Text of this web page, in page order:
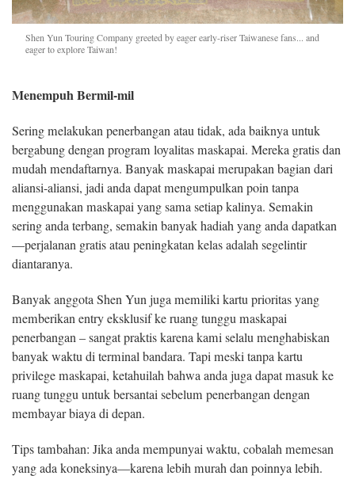
Shen Yun Touring Company greeted by eager early-riser Taiwanese fans... and
eager to explore Taiwan!
Menempuh Bermil-mil
Sering melakukan penerbangan atau tidak, ada baiknya untuk
bergabung dengan program loyalitas maskapai. Mereka gratis dan
mudah mendaftarnya. Banyak maskapai merupakan bagian dari
aliansi-aliansi, jadi anda dapat mengumpulkan poin tanpa
menggunakan maskapai yang sama setiap kalinya. Semakin
sering anda terbang, semakin banyak hadiah yang anda dapatkan
—perjalanan gratis atau peningkatan kelas adalah segelintir
diantaranya.
Banyak anggota Shen Yun juga memiliki kartu prioritas yang
memberikan entry eksklusif ke ruang tunggu maskapai
penerbangan – sangat praktis karena kami selalu menghabiskan
banyak waktu di terminal bandara. Tapi meski tanpa kartu
privilege maskapai, ketahuilah bahwa anda juga dapat masuk ke
ruang tunggu untuk bersantai sebelum penerbangan dengan
membayar biaya di depan.
Tips tambahan: Jika anda mempunyai waktu, cobalah memesan
yang ada koneksinya—karena lebih murah dan poinnya lebih.